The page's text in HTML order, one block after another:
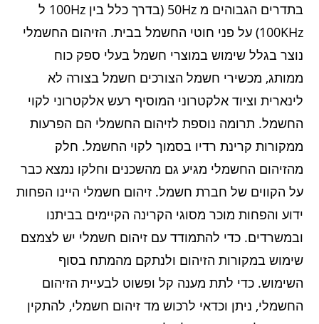
בתדרים הגבוהים מ 50Hz (בדרך כלל בין 100Hz ל
100KHz) על פני חוטי החשמל בבית. הזיהום החשמלי
נוצר בגלל שימוש במוצרי חשמל בעלי ספק כוח
ממותג, מכשירי חשמל הצורכים חשמל בצורה לא
לינארית וציוד אלקטרוני המוסיף רעש אלקטרוני לקוי
החשמל. תרומה נוספת לזיהום החשמלי הם הפרעות
ממקורות קרינת רדיו בסמוך לקוי החשמל. חלק
מהזיהום החשמלי מגיע גם מהשכנים וחלקו נמצא כבר
על הקווים של חברת חשמל. זיהום חשמלי היינו הפחות
ידוע והפחות מוכר מסוגי הקרינה הקיימים בביתנו
ובמשרדים. כדי להתמודד עם זיהום חשמלי יש לצמצם
שימוש במקורות הזיהום ולנתקם מהמתח בסוף
השימוש. כדי לתת מענה קל ופשוט לבעיית הזיהום
החשמלי, ניתן וכדאי לרכוש מד זיהום חשמלי, להתקין